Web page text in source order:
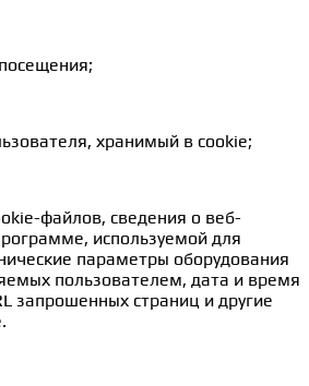
хранимый в cookie;
файлов, сведения о веб-
используемой для
параметры оборудования
пользователем, дата и время
запрошенных страниц и другие